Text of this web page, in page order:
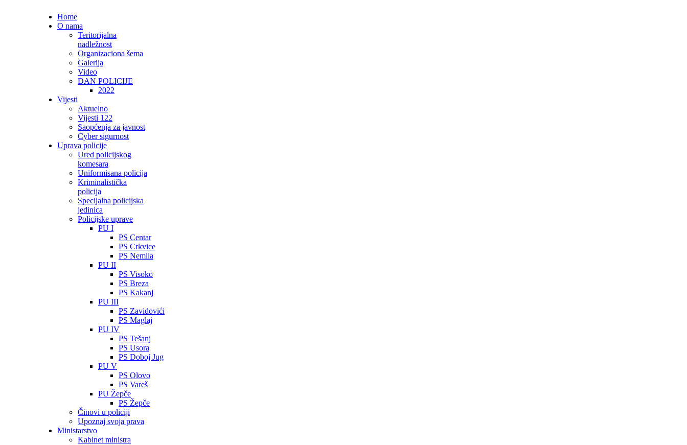
Home
O nama
Teritorijalna
nadležnost
Organizaciona šema
Galerija
Video
DAN POLICIJE
2022
Vijesti
Aktuelno
Vijesti 122
Saopćenja za javnost
Cyber sigurnost
Uprava policije
Ured policijskog
komesara
Uniformisana policija
Kriminalistička
policija
Specijalna policijska
jedinica
Policijske uprave
PU I
PS Centar
PS Crkvice
PS Nemila
PU II
PS Visoko
PS Breza
PS Kakanj
PU III
PS Zavidovići
PS Maglaj
PU IV
PS Tešanj
PS Usora
PS Doboj Jug
PU V
PS Olovo
PS Vareš
PU Žepče
PS Žepče
Činovi u policiji
Upoznaj svoja prava
Ministarstvo
Kabinet ministra